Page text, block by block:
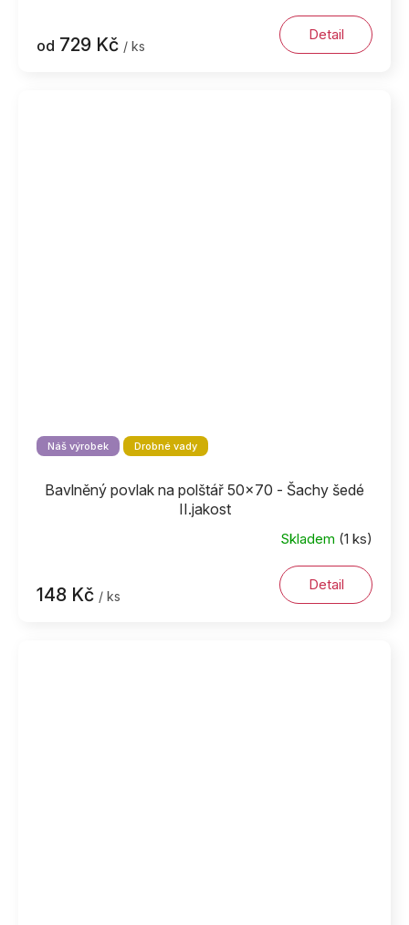
od 729 Kč / ks
Detail
Náš výrobek Drobné vady
Bavlněný povlak na polštář 50x70 - Šachy šedé
II.jakost
Skladem (1 ks)
148 Kč / ks
Detail